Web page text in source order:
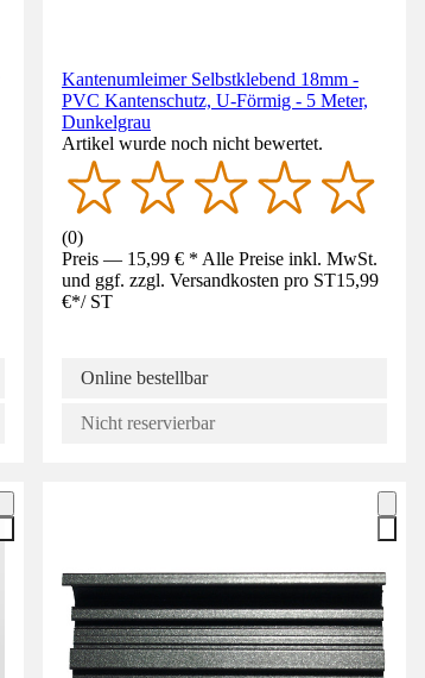
Kantenumleimer Selbstklebend 18mm -
PVC Kantenschutz, U-Förmig - 5 Meter,
Dunkelgrau
Artikel wurde noch nicht bewertet.
(0)
Preis — 15,99 € * Alle Preise inkl. MwSt.
und ggf. zzgl. Versandkosten pro ST15,99
€*/ ST
Online bestellbar
Nicht reservierbar